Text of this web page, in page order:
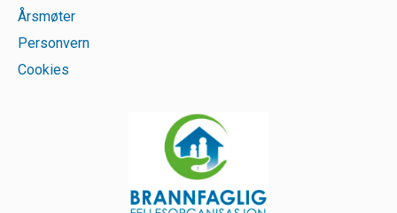
Årsmøter
Personvern
Cookies